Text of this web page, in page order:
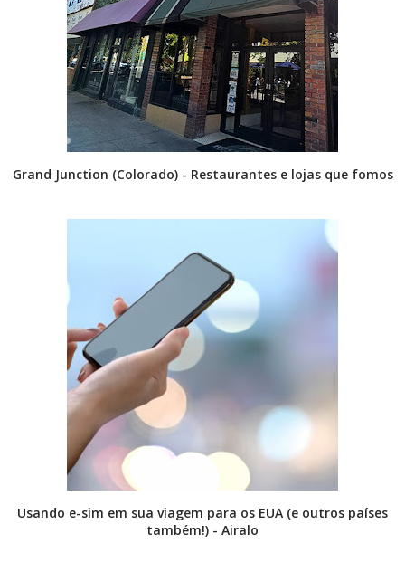
Grand Junction (Colorado) - Restaurantes e lojas que fomos
Usando e-sim em sua viagem para os EUA (e outros países
também!) - Airalo